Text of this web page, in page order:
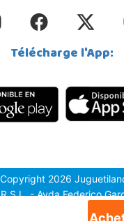
Télécharge l'App:
2026
S.L. - Avda.Federico